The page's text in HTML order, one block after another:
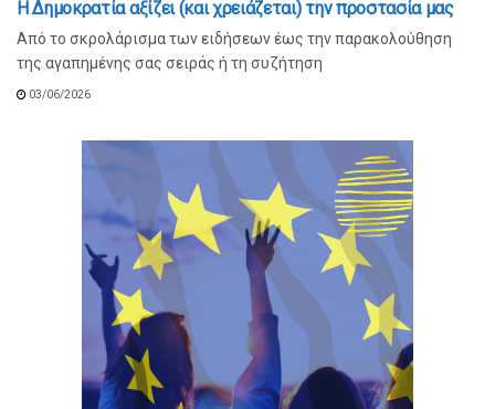
Η Δημοκρατία αξίζει (και χρειάζεται) την προστασία μας
Από το σκρολάρισμα των ειδήσεων έως την παρακολούθηση
της αγαπημένης σας σειράς ή τη συζήτηση
03/06/2026